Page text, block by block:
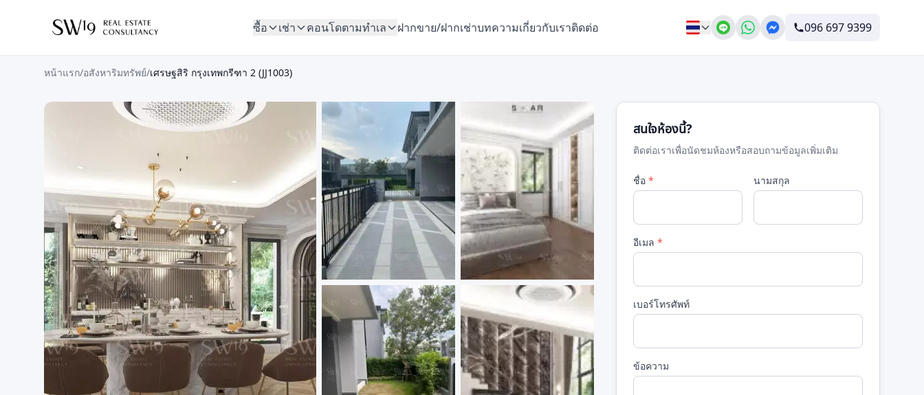
ซื้อ เช่า คอนโดตามทำเล ฝากขาย/ฝากเช่าบทความเกี่ยวกับเราติดต่อ 096 697 9399
หน้าแรก/อสังหาริมทรัพย์/เศรษฐสิริ กรุงเทพกรีฑา 2 (JJ1003)
สนใจห้องนี้?
ติดต่อเราเพื่อนัดชมห้องหรือสอบถามข้อมูลเพิ่มเติม
ชื่อ * นามสกุล
อีเมล *
เบอร์โทรศัพท์
ข้อความ